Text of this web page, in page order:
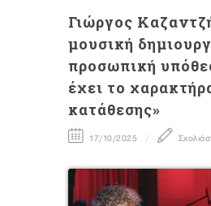
Γιώργος
μουσική
προσωπική
έχει το
κατάθεσης»
17/10/2025